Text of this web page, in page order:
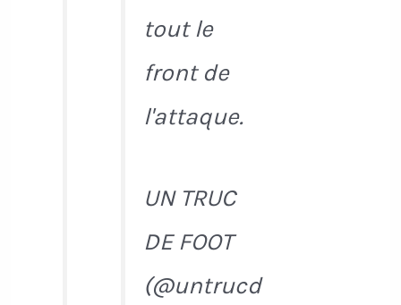
tout le
front de
l'attaque.
UN TRUC
DE FOOT
(@untrucd